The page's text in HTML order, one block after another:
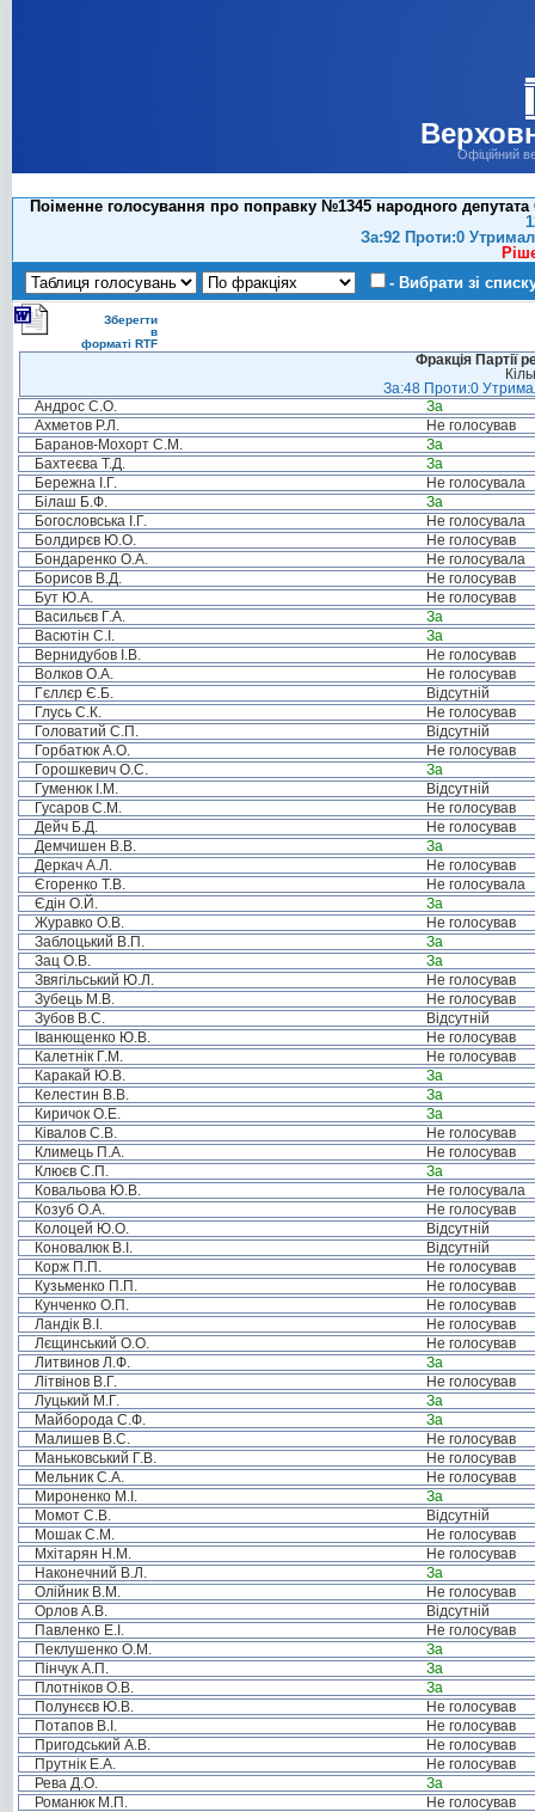
Офіційний
Поіменне голосування про поправку №1345 народного
За:92 Проти:0
- Вибрати зі
Зберегти
в
форматі RTF
Фракція Партії
За:48 Проти:0
Андрос С.О.
За
Ахметов Р.Л.
Не голосував
Баранов-Мохорт С.М.
За
Бахтеєва Т.Д.
За
Бережна І.Г.
Не голосувала
Білаш Б.Ф.
За
Богословська І.Г.
Не голосувала
Болдирєв Ю.О.
Не голосував
Бондаренко О.А.
Не голосувала
Борисов В.Д.
Не голосував
Бут Ю.А.
Не голосував
Васильєв Г.А.
За
Васютін С.І.
За
Вернидубов І.В.
Не голосував
Волков О.А.
Не голосував
Гєллєр Є.Б.
Відсутній
Глусь С.К.
Не голосував
Головатий С.П.
Відсутній
Горбатюк А.О.
Не голосував
Горошкевич О.С.
За
Гуменюк І.М.
Відсутній
Гусаров С.М.
Не голосував
Дейч Б.Д.
Не голосував
Демчишен В.В.
За
Деркач А.Л.
Не голосував
Єгоренко Т.В.
Не голосувала
Єдін О.Й.
За
Журавко О.В.
Не голосував
Заблоцький В.П.
За
Зац О.В.
За
Звягільський Ю.Л.
Не голосував
Зубець М.В.
Не голосував
Зубов В.С.
Відсутній
Іванющенко Ю.В.
Не голосував
Калетнік Г.М.
Не голосував
Каракай Ю.В.
За
Келестин В.В.
За
Киричок О.Е.
За
Ківалов С.В.
Не голосував
Климець П.А.
Не голосував
Клюєв С.П.
За
Ковальова Ю.В.
Не голосувала
Козуб О.А.
Не голосував
Колоцей Ю.О.
Відсутній
Коновалюк В.І.
Відсутній
Корж П.П.
Не голосував
Кузьменко П.П.
Не голосував
Кунченко О.П.
Не голосував
Ландік В.І.
Не голосував
Лєщинський О.О.
Не голосував
Литвинов Л.Ф.
За
Літвінов В.Г.
Не голосував
Луцький М.Г.
За
Майборода С.Ф.
За
Малишев В.С.
Не голосував
Маньковський Г.В.
Не голосував
Мельник С.А.
Не голосував
Мироненко М.І.
За
Момот С.В.
Відсутній
Мошак С.М.
Не голосував
Мхітарян Н.М.
Не голосував
Наконечний В.Л.
За
Олійник В.М.
Не голосував
Орлов А.В.
Відсутній
Павленко Е.І.
Не голосував
Пеклушенко О.М.
За
Пінчук А.П.
За
Плотніков О.В.
За
Полунєєв Ю.В.
Не голосував
Потапов В.І.
Не голосував
Пригодський А.В.
Не голосував
Прутнік Е.А.
Не голосував
Рева Д.О.
За
Романюк М.П.
Не голосував